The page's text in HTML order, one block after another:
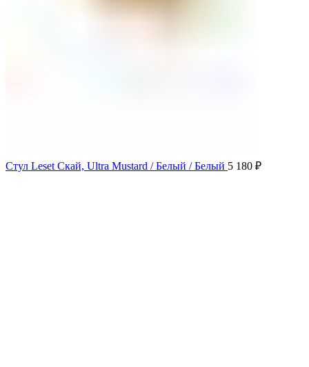
Стул Leset Скай, Ultra Mustard / Белый / Белый 5 180 ₽